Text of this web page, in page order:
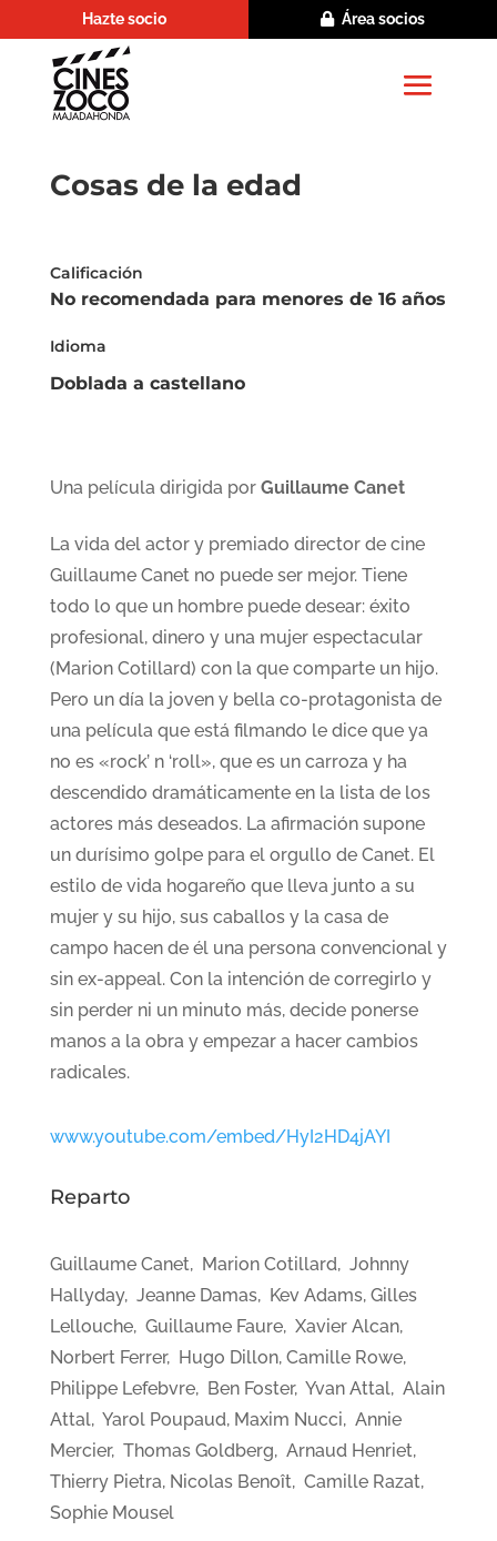
Hazte socio Área socios
Cosas de la edad
Calificación
No recomendada para menores de 16 años
Idioma
Doblada a castellano
Una película dirigida por Guillaume Canet
La vida del actor y premiado director de cine
Guillaume Canet no puede ser mejor. Tiene
todo lo que un hombre puede desear: éxito
profesional, dinero y una mujer espectacular
(Marion Cotillard) con la que comparte un hijo.
Pero un día la joven y bella co-protagonista de
una película que está filmando le dice que ya
no es «rock’ n ‘roll», que es un carroza y ha
descendido dramáticamente en la lista de los
actores más deseados. La afirmación supone
un durísimo golpe para el orgullo de Canet. El
estilo de vida hogareño que lleva junto a su
mujer y su hijo, sus caballos y la casa de
campo hacen de él una persona convencional y
sin ex-appeal. Con la intención de corregirlo y
sin perder ni un minuto más, decide ponerse
manos a la obra y empezar a hacer cambios
radicales.
www.youtube.com/embed/HyI2HD4jAYI
Reparto
Guillaume Canet, Marion Cotillard, Johnny
Hallyday, Jeanne Damas, Kev Adams, Gilles
Lellouche, Guillaume Faure, Xavier Alcan,
Norbert Ferrer, Hugo Dillon, Camille Rowe,
Philippe Lefebvre, Ben Foster, Yvan Attal, Alain
Attal, Yarol Poupaud, Maxim Nucci, Annie
Mercier, Thomas Goldberg, Arnaud Henriet,
Thierry Pietra, Nicolas Benoît, Camille Razat,
Sophie Mousel